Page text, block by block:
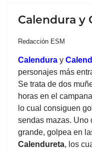
Calendura y
Redacción ESM
Calendura y
personajes más
Se trata de dos
horas en el
lo cual consiguen
sendas mazas. Uno
grande, golpea en
Calendureta, los